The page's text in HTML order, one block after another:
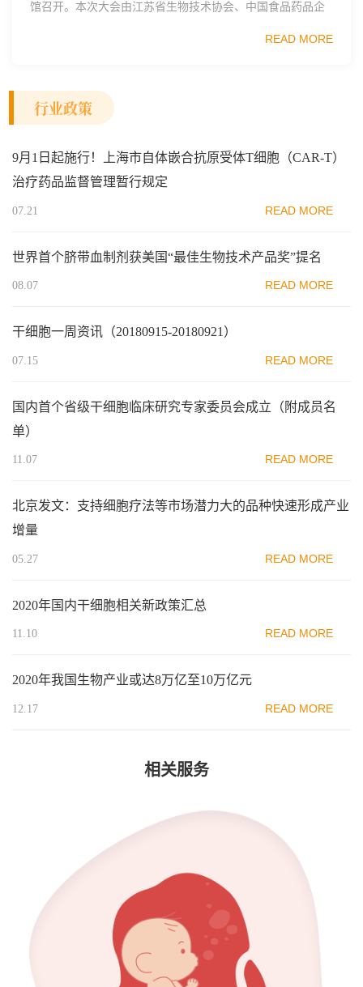
馆召开。本次大会由江苏省生物技术协会、中国食品药品企
范区生物医药行业协会、瑞士日内瓦长寿科学...
READ MORE
行业政策
9月1日起施行！上海市自体嵌合抗原受体T细胞（CAR-T）
治疗药品监督管理暂行规定
07.21 READ MORE
世界首个脐带血制剂获美国“最佳生物技术产品奖”提名
08.07 READ MORE
干细胞一周资讯（20180915-20180921）
07.15 READ MORE
国内首个省级干细胞临床研究专家委员会成立（附成员名
单）
11.07 READ MORE
北京发文：支持细胞疗法等市场潜力大的品种快速形成产业
增量
05.27 READ MORE
2020年国内干细胞相关新政策汇总
11.10 READ MORE
2020年我国生物产业或达8万亿至10万亿元
12.17 READ MORE
相关服务